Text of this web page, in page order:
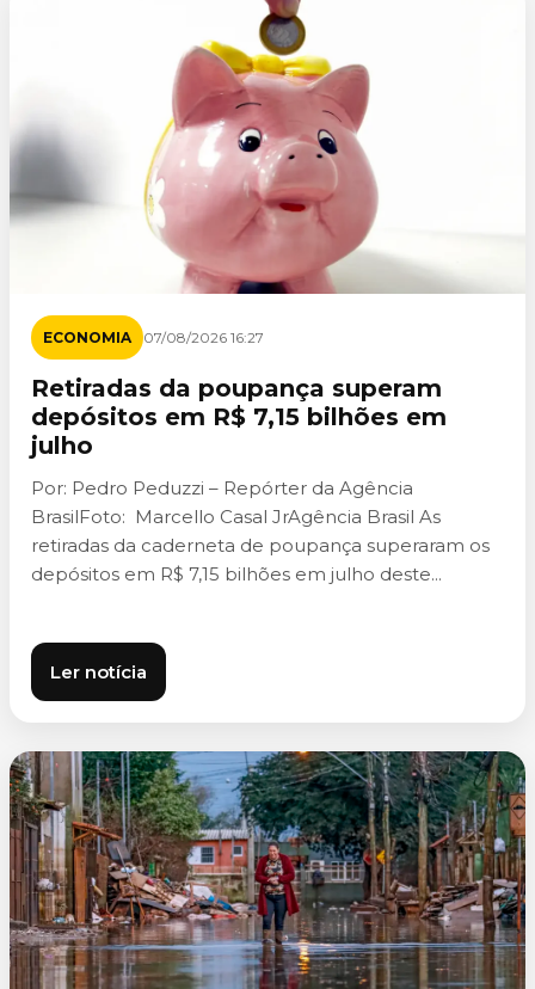
ECONOMIA 07/08/2026 16:27
Retiradas da poupança superam
depósitos em R$ 7,15 bilhões em
julho
Por: Pedro Peduzzi – Repórter da Agência
BrasilFoto: Marcello Casal JrAgência Brasil As
retiradas da caderneta de poupança superaram os
depósitos em R$ 7,15 bilhões em julho deste...
Ler notícia